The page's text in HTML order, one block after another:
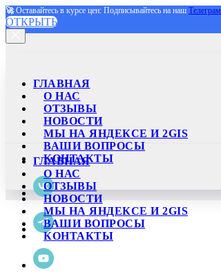
🚀Оставайтесь в курсе цен: Подписывайтесь на наш Телеграм
ОТКРЫТЬ
ГЛАВНАЯ
О НАС
ОТЗЫВЫ
НОВОСТИ
МЫ НА ЯНДЕКСЕ И 2GIS
ВАШИ ВОПРОСЫ
КОНТАКТЫ
ГЛАВНАЯ
О НАС
ОТЗЫВЫ
НОВОСТИ
МЫ НА ЯНДЕКСЕ И 2GIS
ВАШИ ВОПРОСЫ
КОНТАКТЫ